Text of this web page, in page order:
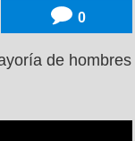
0
de hombres